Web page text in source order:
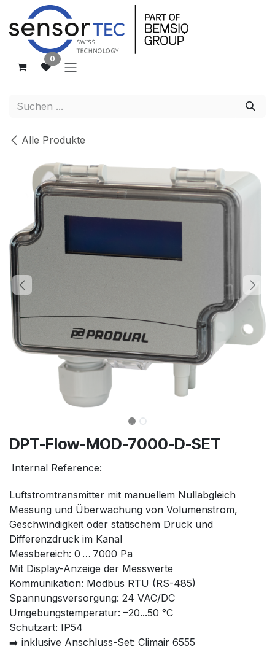
Zum Inhalt springen
0
Alle Produkte
DPT-Flow-MOD-7000-D-SET
Internal Reference:
Luftstromtransmitter mit manuellem Nullabgleich
Messung und Überwachung von Volumenstrom,
Geschwindigkeit oder statischem Druck und
Differenzdruck im Kanal
Messbereich: 0 … 7000 Pa
Mit Display-Anzeige der Messwerte
Kommunikation: Modbus RTU (RS-485)
Spannungsversorgung: 24 VAC/DC
Umgebungstemperatur: –20...50 °C
Schutzart: IP54
➡️ inklusive Anschluss-Set: Climair 6555